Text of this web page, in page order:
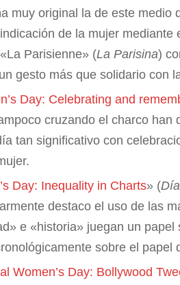
muy original la de este medio
de la mujer mediante
Parisienne» (La Parisina)
gesto más que solidario con
Day: Celebrating and
cruzando el charco han
tan significativo con
Day: Inequality in Charts» (
destaco el uso de las
e «historia» juegan un
sobre el papel
Women’s Day: Bollywood